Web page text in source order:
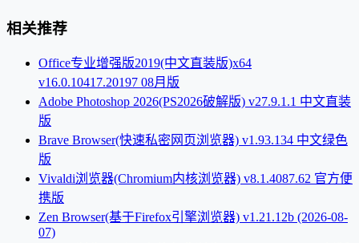
相关推荐
Office专业增强版2019(中文直装版)x64
v16.0.10417.20197 08月版
Adobe Photoshop 2026(PS2026破解版) v27.9.1.1 中文直装
版
Brave Browser(快速私密网页浏览器) v1.93.134 中文绿色
版
Vivaldi浏览器(Chromium内核浏览器) v8.1.4087.62 官方便
携版
Zen Browser(基于Firefox引擎浏览器) v1.21.12b (2026-08-
07)